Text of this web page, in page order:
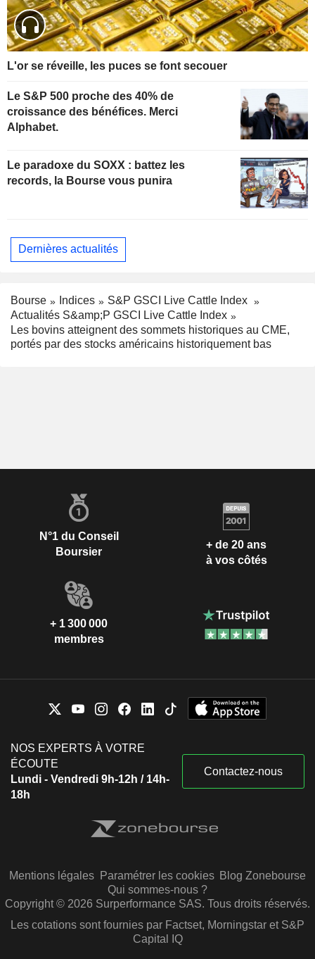
L'or se réveille, les puces se font secouer
Le S&P 500 proche des 40% de
croissance des bénéfices. Merci
Alphabet.
Le paradoxe du SOXX : battez les
records, la Bourse vous punira
Dernières actualités
Bourse Indices
S&P GSCI Live Cattle Index
Actualités S&amp;P GSCI Live Cattle Index
Les bovins atteignent des sommets historiques au CME,
portés par des stocks américains historiquement bas
N°1 du Conseil
Boursier
+ de 20 ans
à vos côtés
+ 1 300 000
membres
NOS EXPERTS À VOTRE
ÉCOUTE
Lundi - Vendredi 9h-12h / 14h-
18h
Contactez-nous
Mentions légales Paramétrer les cookies Blog Zonebourse
Qui sommes-nous ?
Copyright © 2026 Surperformance SAS. Tous droits réservés.
Les cotations sont fournies par Factset, Morningstar et S&P
Capital IQ